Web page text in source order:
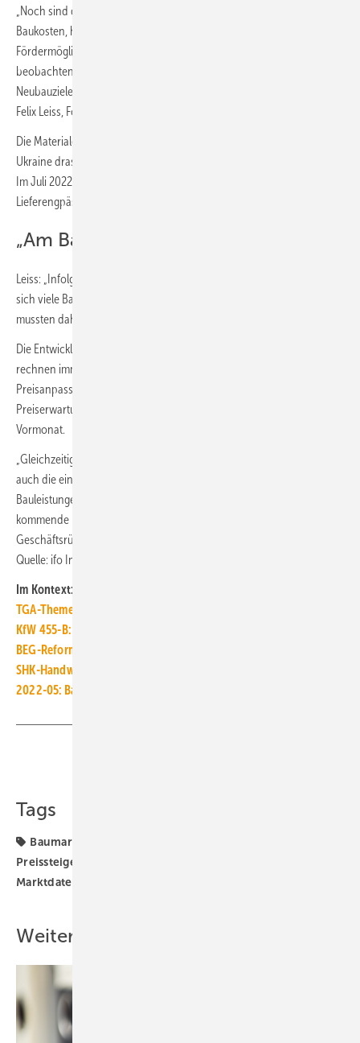
„Noch sind die Auftragsbücher prall gefüllt. Aber die explodierenden
Baukosten, höheren Zinsen und die schlechteren
Fördermöglichkeiten stellen mehr und mehr Projekte infrage. Wir
beobachten seit April 2022 eine Stornierungswelle. Die ehrgeizigen
Neubauziele der Bundesregierung rücken damit in weite Ferne“, sagt
Felix Leiss, Forscher des
Die Materialengpässe – die sich mit dem russischen Einmarsch in die
Ukraine drastisch verschärft hatten – entspannen sich nur langsam.
Im Juli 2022 meldeten noch 45,6 % der Betriebe im Wohnungsbau
Lieferengpässe. Im Vormonat hatte der Anteil bei 47,6 % gelegen.
„Am Bau kippt die Stimmung“
Leiss: „Infolge der Knappheit und der hohen Energiekosten haben
sich viele Baustoffe erheblich verteuert. Die Bauunternehmen
mussten daher selbst immer wieder an der Preisschraube drehen.“
Die Entwicklung verliert zwar aktuell etwas an Schwung, dennoch
rechnen immer noch sehr viele Befragte mit neuerlichen
Preisanpassungen in den kommenden Monaten. Die
Preiserwartungen lagen bei 54,0 Punkten, nach 61,5 Punkten im
Vormonat.
„Gleichzeitig belasten aber die höheren Zinsen und im Wohnungsbau
auch die eingeschränkten Fördermöglichkeiten die Nachfrage nach
Bauleistungen. Am Bau kippt die Stimmung“, sagt Leiss weiter. Für das
kommende halbe Jahr befürchteten sehr viele Unternehmen
Geschäftsrückgänge. ■
Quelle: ifo Institut / jv
Im Kontext:
TGA-Themenseite TGA-Marktdaten
KfW 455-B: Förderung für Barrierereduzierung wieder gestoppt
BEG-Reform: Geänderte Gebäudeförderung ab 28. Juli 2022
SHK-Handwerk schrumpft, wächst, altert und ist begehrt
2022-05: Baupreise für Wohngebäude um 17,6 % gestiegen
Tags
Baumarkt
Preissteigerung
Marktdaten
Weitere Inhalte